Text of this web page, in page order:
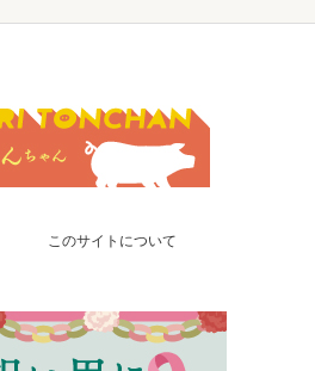
このサイトについて